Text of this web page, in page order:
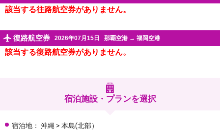
該当する往路航空券がありません。
復路航空券 2026年07月15日 那覇空港 → 福岡空港
該当する復路航空券がありません。
宿泊施設・プランを選択
宿泊地： 沖縄 > 本島(北部）